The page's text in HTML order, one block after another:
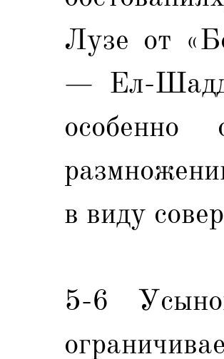
Лузе от
— Ел-
особенно
в виду
5-6